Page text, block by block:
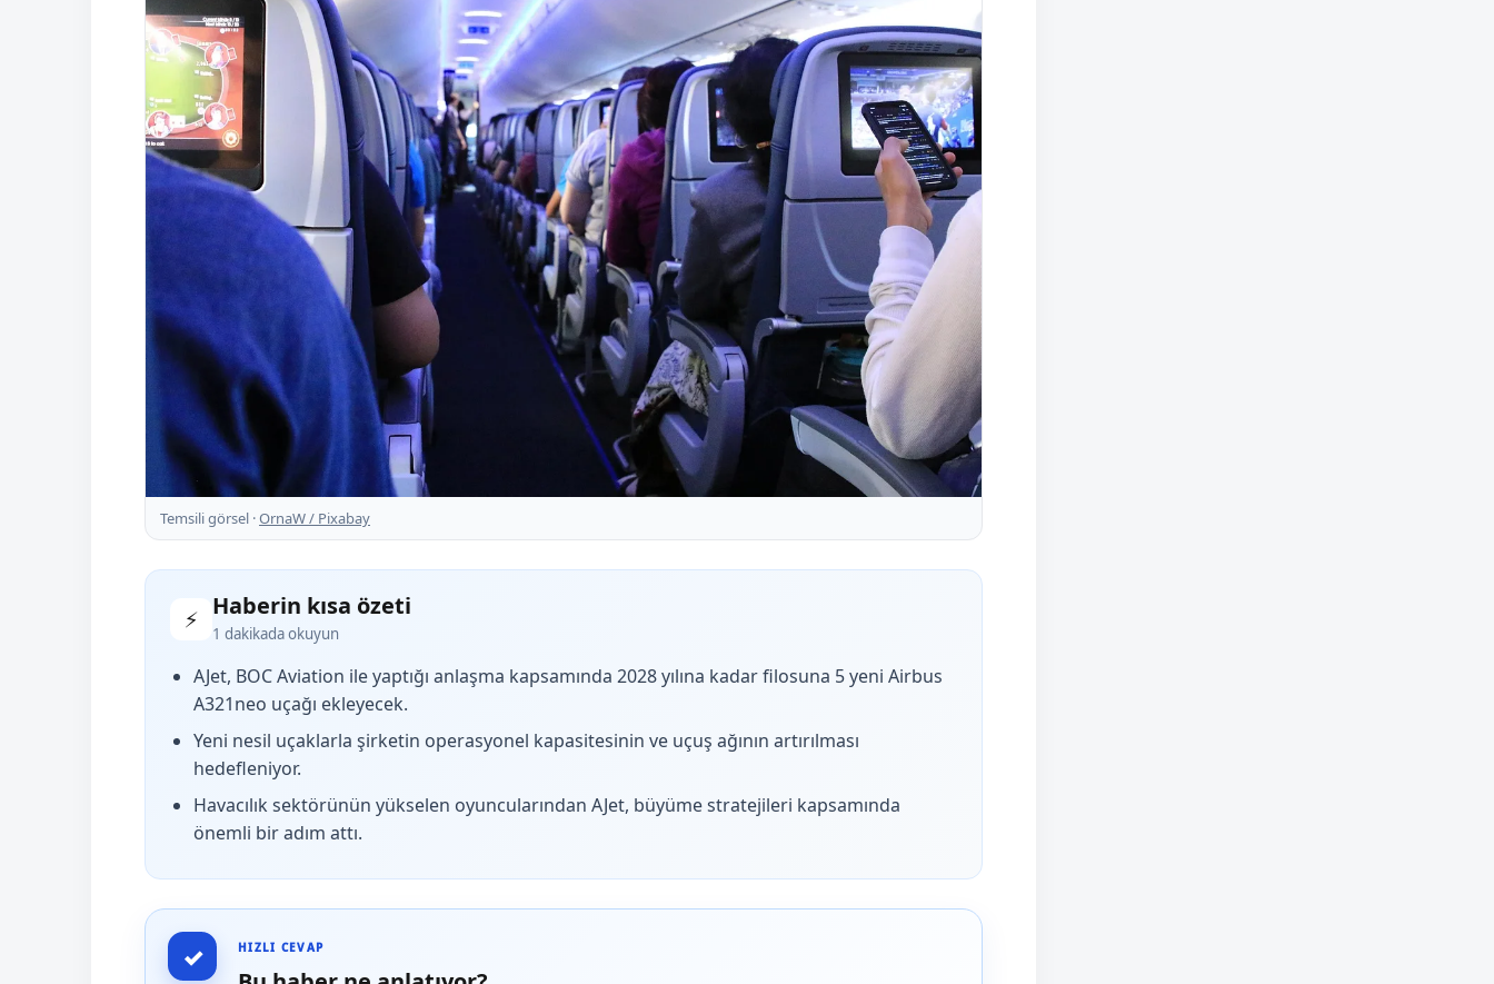
Temsili görsel ·OrnaW / Pixabay
⚡ Haberin kısa özeti
1 dakikada okuyun
AJet, BOC Aviation ile yaptığı anlaşma kapsamında 2028 yılına kadar filosuna 5 yeni Airbus
A321neo uçağı ekleyecek.
Yeni nesil uçaklarla şirketin operasyonel kapasitesinin ve uçuş ağının artırılması
hedefleniyor.
Havacılık sektörünün yükselen oyuncularından AJet, büyüme stratejileri kapsamında
önemli bir adım attı.
✓ HIZLI CEVAP